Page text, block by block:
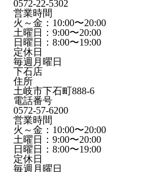
0572-22-5302
営業時間
火～金：10:00〜20:00
土曜日：9:00〜20:00
日曜日：8:00〜19:00
定休日
毎週月曜日
下石店
住所
土岐市下石町888-6
電話番号
0572-57-6200
営業時間
火～金：10:00〜20:00
土曜日：9:00〜20:00
日曜日：8:00〜19:00
定休日
毎週月曜日